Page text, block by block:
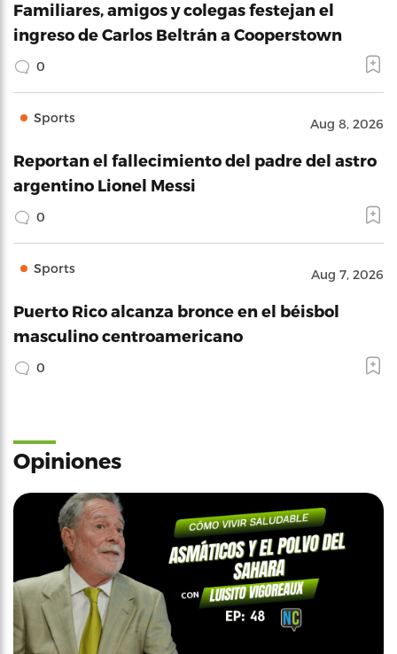
Familiares, amigos y colegas festejan el
ingreso de Carlos Beltrán a Cooperstown
0
Sports Aug 8, 2026
Reportan el fallecimiento del padre del astro
argentino Lionel Messi
0
Sports Aug 7, 2026
Puerto Rico alcanza bronce en el béisbol
masculino centroamericano
0
Opiniones